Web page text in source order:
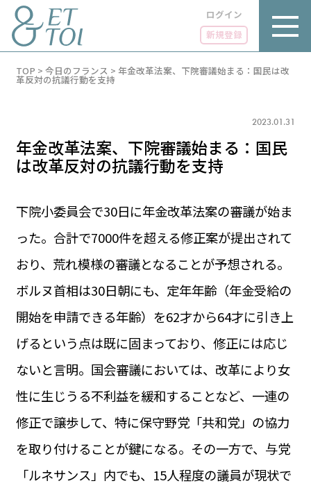
ログイン
新規登録
LUXE
グルメ
LIFE STYLE
ビジネス・キャリア
INFOS PRATIQUES
TAG
タグ
#パリ
#お土産 #トリビア
#データで読み解くフランス
#フランスの教育制度
#アプリ
#いざという時に
PARIS 14℃ / 12℃
FR 13:55 ／ JP 20:55
1€＝182.56円
お問い合わせ
運営会社
サイトポリシー
TOP > 今日のフランス > 年金改革法案、下院審議始まる：国民は改
革反対の抗議行動を支持
2023.01.31
年金改革法案、下院審議始まる：国民
は改革反対の抗議行動を支持
下院小委員会で30日に年金改革法案の審議が始ま
った。合計で7000件を超える修正案が提出されて
おり、荒れ模様の審議となることが予想される。
ボルヌ首相は30日朝にも、定年年齢（年金受給の
開始を申請できる年齢）を62才から64才に引き上
げるという点は既に固まっており、修正には応じ
ないと言明。国会審議においては、改革により女
性に生じうる不利益を緩和することなど、一連の
修正で譲歩して、特に保守野党「共和党」の協力
を取り付けることが鍵になる。その一方で、与党
「ルネサンス」内でも、15人程度の議員が現状で